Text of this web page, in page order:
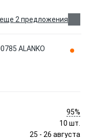
2 предложения
ALANKO
95%
10 шт.
25 - 26 августа